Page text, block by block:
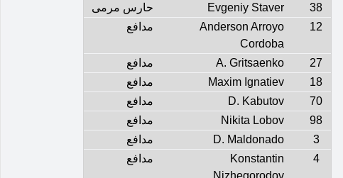
38
Evgeniy Staver
حارس مرمى
12
Anderson Arroyo
Cordoba
مدافع
27
A. Gritsaenko
مدافع
18
Maxim Ignatiev
مدافع
70
D. Kabutov
مدافع
98
Nikita Lobov
مدافع
3
D. Maldonado
مدافع
4
Konstantin
Nizhegorodov
مدافع